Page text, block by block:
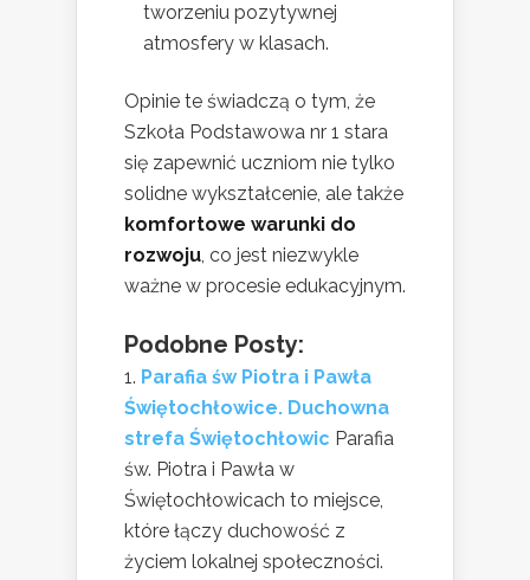
tworzeniu pozytywnej
atmosfery w klasach.
Opinie te świadczą o tym, że
Szkoła Podstawowa nr 1 stara
się zapewnić uczniom nie tylko
solidne wykształcenie, ale także
komfortowe warunki do
rozwoju, co jest niezwykle
ważne w procesie edukacyjnym.
Podobne Posty:
Parafia św Piotra i Pawła
Świętochłowice. Duchowna
strefa Świętochłowic Parafia
św. Piotra i Pawła w
Świętochłowicach to miejsce,
które łączy duchowość z
życiem lokalnej społeczności.